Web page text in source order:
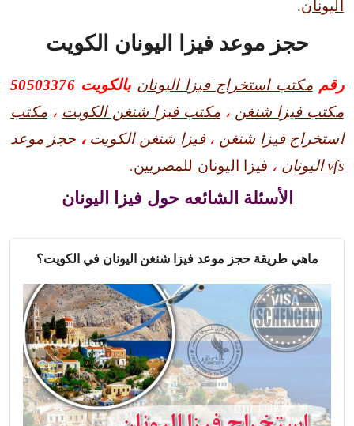
اليونان.
حجز موعد فيزا اليونان الكويت
رقممكتب استخراج فيزا اليونان بالكويت 50503376
مكتب فيزا شنغن ، مكتب فيزا شنغن الكويت ، مكتب
استخراج فيزا شنغن ،فيزا شنغن الكويت ، حجز موعد
vfs اليونان
، فيزا اليونان للمصريين.
الأسئلة الشائعه حول فيزا اليونان
ماهي طريقة حجز موعد فيزا شنغن اليونان في الكويت؟